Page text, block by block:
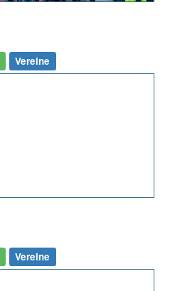
Vereine
Vereine